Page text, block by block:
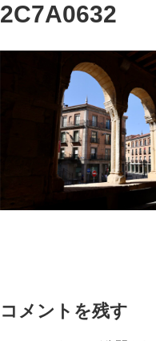
2C7A0632
コメントを残す